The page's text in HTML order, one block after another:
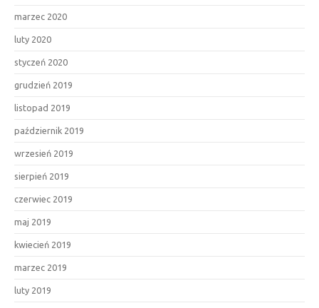
marzec 2020
luty 2020
styczeń 2020
grudzień 2019
listopad 2019
październik 2019
wrzesień 2019
sierpień 2019
czerwiec 2019
maj 2019
kwiecień 2019
marzec 2019
luty 2019